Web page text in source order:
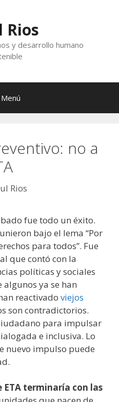
Rios
y desarrollo humano
Menú
no a
Rios
fue todo un éxito.
bajo el lema “Por
para todos”. Fue
que contó con la
políticas y sociales
ya se han
reactivado viejos
son contradictorios.
para impulsar
e inclusiva. Lo
nuevo impulso puede
terminaría con las